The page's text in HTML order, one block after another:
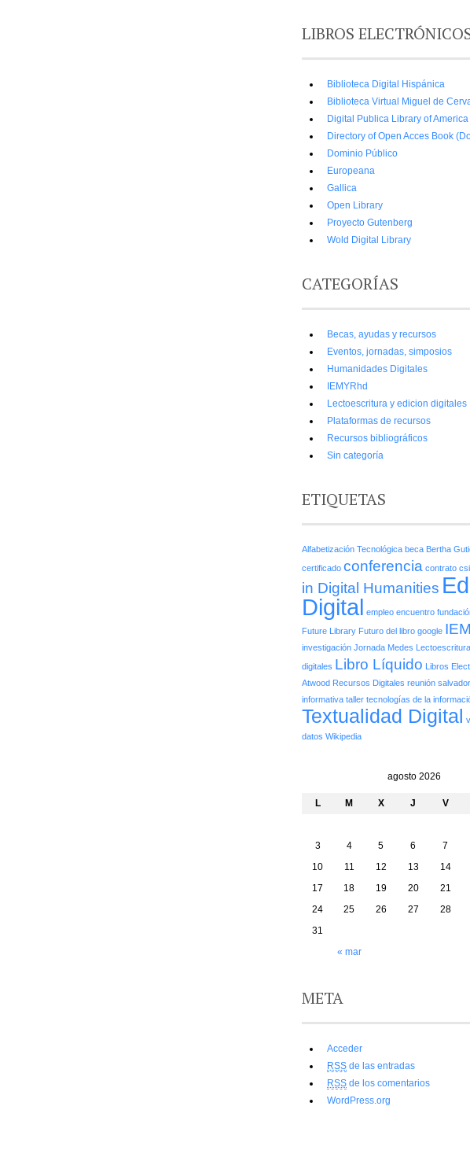
LIBROS
Biblioteca Digital Hispánica
Biblioteca Virtual Miguel de
Digital Publica Library of
Directory of Open Acces Book
Dominio Público
Europeana
Gallica
Open Library
Proyecto Gutenberg
Wold Digital Library
CATEGORÍAS
Becas, ayudas y recursos
Eventos, jornadas, simposios
Humanidades Digitales
IEMYRhd
Lectoescritura y edicion digitales
Plataformas de recursos
Recursos bibliográficos
Sin categoría
ETIQUETAS
Alfabetización Tecnológica beca Bertha
certificado conferencia contrato
in Digital Humanities
Digital empleo encuentro
Future Library Futuro del libro google
investigación Jornada Medes
digitales Libro Líquido Libros
Atwood Recursos Digitales reunión
informativa taller tecnologías de la
Textualidad Digital
datos Wikipedia
agosto 2026
L M X J V
« mar
3
4 5 6 7
10
11 12 13 14
17
18 19 20 21
24
25 26 27 28
31
META
Acceder
RSS de las entradas
RSS de los comentarios
WordPress.org